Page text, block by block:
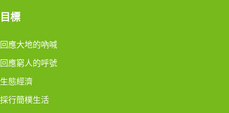
目標
回應大地的吶喊
回應窮人的呼號
生態經濟
採行簡樸生活